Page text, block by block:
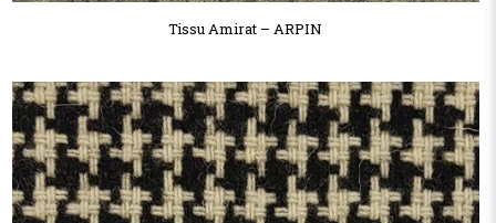
Tissu Amirat – ARPIN